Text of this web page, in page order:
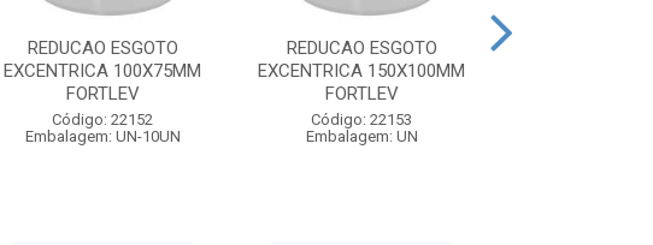
REDUCAO ESGOTO
EXCENTRICA 100X75MM
FORTLEV
Código: 22152
Embalagem: UN-10UN
REDUCAO ESGOTO
EXCENTRICA 150X100MM
FORTLEV
Código: 22153
Embalagem: UN